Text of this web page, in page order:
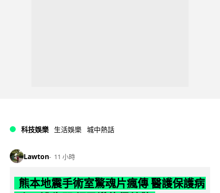
科技娛樂 生活娛樂 城中熱話
Lawton 11 小時
熊本地震手術室驚魂片瘋傳 醫護保護病